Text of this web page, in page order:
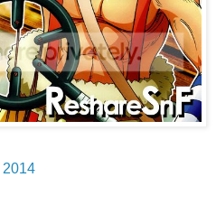
2014